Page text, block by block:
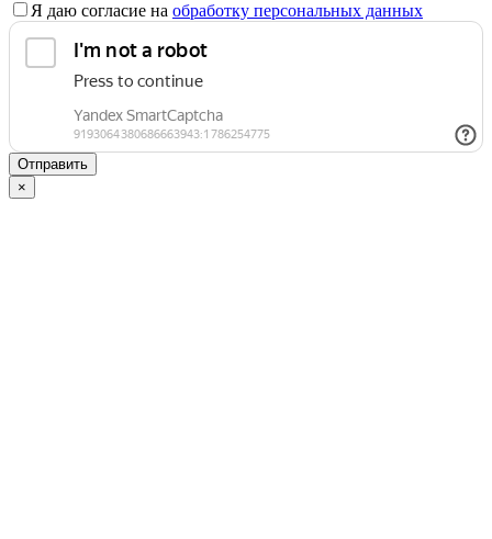
Я даю согласие на обработку персональных данных
×